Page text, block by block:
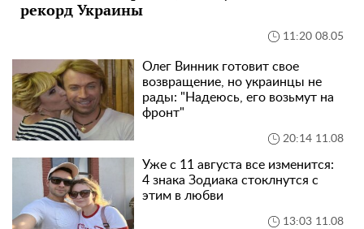
рекорд Украины
11:20 08.05
Олег Винник готовит свое
возвращение, но украинцы не
рады: "Надеюсь, его возьмут на
фронт"
20:14 11.08
Уже с 11 августа все изменится:
4 знака Зодиака стоклнутся с
этим в любви
13:03 11.08